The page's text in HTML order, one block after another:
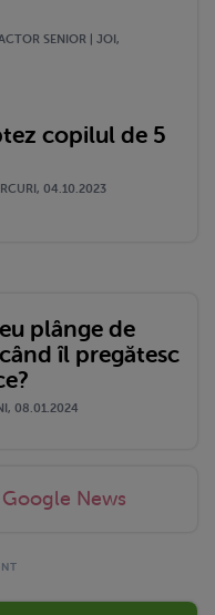
SENIOR | JOI,
copilul de 5
04.10.2023
plânge de
îl pregătesc
08.01.2024
News